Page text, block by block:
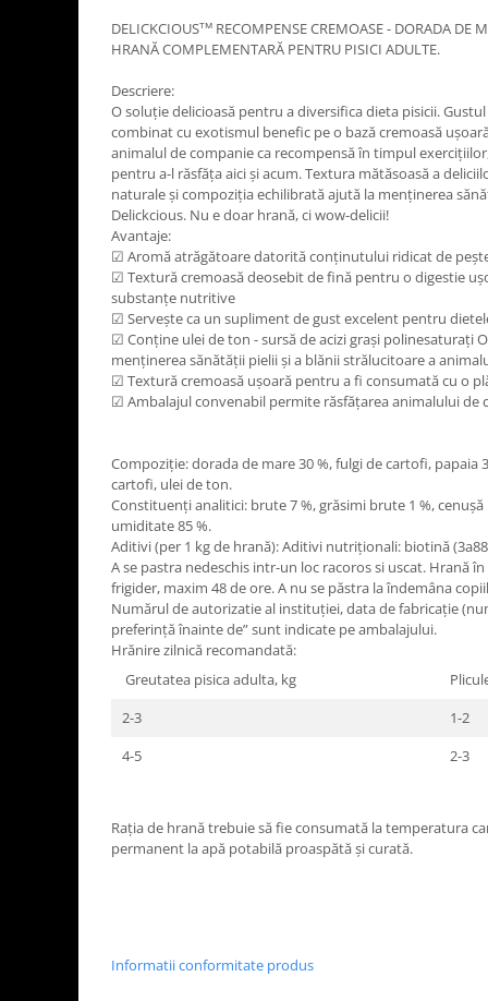
DELICKCIOUSтм RECOMPENSE CREMOASE - DORADA DE
HRANĂ COMPLEMENTARĂ PENTRU PISICI ADULTE.
Descriere:
O soluție delicioasă pentru a diversifica dieta pisicii.
combinat cu exotismul benefic pe o bază cremoasă
animalul de companie ca recompensă în timpul
pentru a-l răsfăța aici și acum. Textura mătăsoasă a
naturale și compoziția echilibrată ajută la menținerea
Delickcious. Nu e doar hrană, ci wow-deliciі!
Avantaje:
☑ Aromă atrăgătoare datorită conținutului ridicat de
☑ Textură cremoasă deosebit de fină pentru o digestie
substanțe nutritive
☑ Servește ca un supliment de gust excelent pentru
☑ Conține ulei de ton - sursă de acizi grași polinesaturați
menținerea sănătății pielii și a blănii strălucitoare a
☑ Textură cremoasă ușoară pentru a fi consumată cu o
☑ Ambalajul convenabil permite răsfățarea animalului de
Compoziție: dorada de mare 30 %, fulgi de cartofi,
cartofi, ulei de ton.
Constituenți analitici: brute 7 %, grăsimi brute 1 %,
umiditate 85 %.
Aditivi (per 1 kg de hrană): Aditivi nutriţionali: biotină
A se pastra nedeschis intr-un loc racoros si uscat. Hrană
frigider, maxim 48 de ore. A nu se păstra la îndemâna
Numărul de autorizatie al instituției, data de fabricație
preferință înainte de” sunt indicate pe ambalajului.
Hrănire zilnică recomandată:
Greutatea pisica adulta, kg
2-3
1-2
4-5
2-3
Rația de hrană trebuie să fie consumată la temperatura
permanent la apă potabilă proaspătă și curată.
Informatii conformitate produs